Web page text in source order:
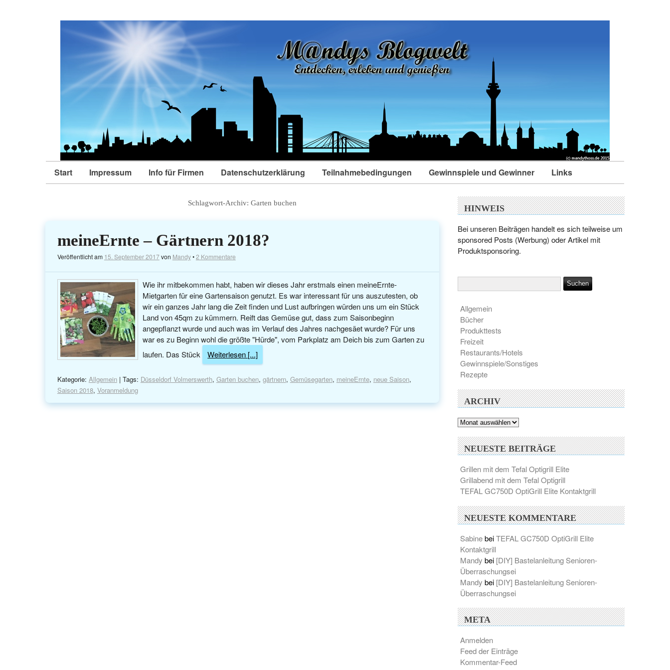
Start Impressum Info für Firmen Datenschutzerklärung Teilnahmebedingungen Gewinnspiele und Gewinner Links
Schlagwort-Archiv:Garten buchen
meineErnte – Gärtnern 2018?
Veröffentlicht am 15. September 2017von Mandy•2 Kommentare
Wie ihr mitbekommen habt, haben wir dieses Jahr erstmals einen meineErnte-
Mietgarten für eine Gartensaison genutzt. Es war interessant für uns auszutesten, ob
wir ein ganzes Jahr lang die Zeit finden und Lust aufbringen würden uns um ein Stück
Land von 45qm zu kümmern. Reift das Gemüse gut, dass zum Saisonbeginn
angepflanzt wurde und auch was im Verlauf des Jahres nachgesäet wurde? Für uns
war es zu Beginn wohl die größte "Hürde", vom Parkplatz am Deich bis zum Garten zu
laufen. Das Stück
Weiterlesen [...]
Kategorie: Allgemein| Tags: Düsseldorf Volmerswerth, Garten buchen, gärtnern, Gemüsegarten, meineErnte, neue Saison,
Saison 2018, Voranmeldung
HINWEIS
Bei unseren Beiträgen handelt es sich teilweise um
sponsored Posts (Werbung) oder Artikel mit
Produktsponsoring.
Allgemein
Bücher
Produkttests
Freizeit
Restaurants/Hotels
Gewinnspiele/Sonstiges
Rezepte
ARCHIV
Archiv
NEUESTE BEITRÄGE
Grillen mit dem Tefal Optigrill Elite
Grillabend mit dem Tefal Optigrill
TEFAL GC750D OptiGrill Elite Kontaktgrill
NEUESTE KOMMENTARE
SabinebeiTEFAL GC750D OptiGrill Elite
Kontaktgrill
Mandy bei [DIY] Bastelanleitung Senioren-
Überraschungsei
Mandy bei [DIY] Bastelanleitung Senioren-
Überraschungsei
META
Anmelden
Feed der Einträge
Kommentar-Feed